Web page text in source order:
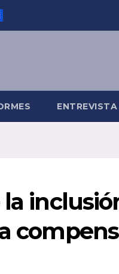
ENTREVISTA
la